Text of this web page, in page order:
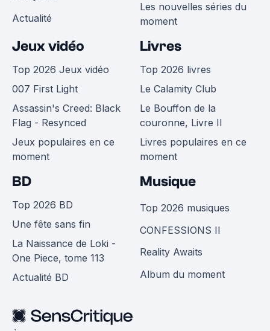
Actualité
Les nouvelles séries du
moment
Jeux vidéo
Top 2026 Jeux vidéo
007 First Light
Assassin's Creed: Black
Flag - Resynced
Jeux populaires en ce
moment
Livres
Top 2026 livres
Le Calamity Club
Le Bouffon de la
couronne, Livre II
Livres populaires en ce
moment
BD
Top 2026 BD
Une fête sans fin
La Naissance de Loki -
One Piece, tome 113
Actualité BD
Musique
Top 2026 musiques
CONFESSIONS II
Reality Awaits
Album du moment